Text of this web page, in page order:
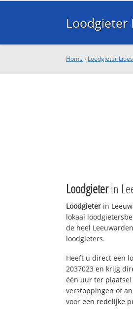
Loodgieter
Home › Loodgieter
Loodgieterin
Loodgieter in
lokaal
de heel
loodgieters.
Heeft u direct een
2037023 en krijg
één uur ter
verstoppingen of
voor een redelijke